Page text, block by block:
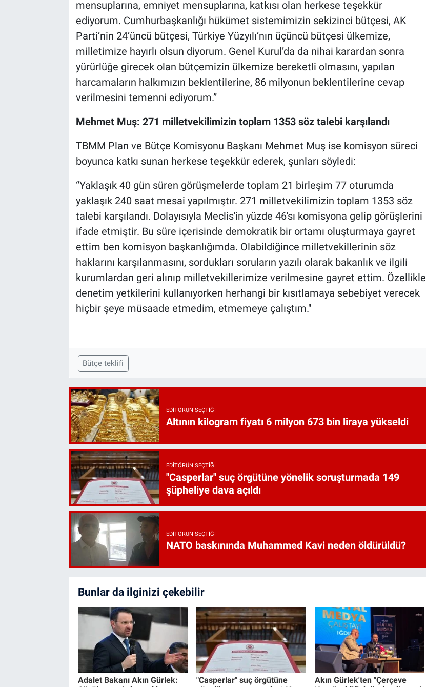
mensuplarına, emniyet mensuplarına, katkısı olan herkese teşekkür
ediyorum. Cumhurbaşkanlığı hükümet sistemimizin sekizinci bütçesi, AK
Parti’nin 24’üncü bütçesi, Türkiye Yüzyılı’nın üçüncü bütçesi ülkemize,
milletimize hayırlı olsun diyorum. Genel Kurul’da da nihai karardan sonra
yürürlüğe girecek olan bütçemizin ülkemize bereketli olmasını, yapılan
harcamaların halkımızın beklentilerine, 86 milyonun beklentilerine cevap
verilmesini temenni ediyorum.”
Mehmet Muş: 271 milletvekilimizin toplam 1353 söz talebi karşılandı
TBMM Plan ve Bütçe Komisyonu Başkanı Mehmet Muş ise komisyon süreci
boyunca katkı sunan herkese teşekkür ederek, şunları söyledi:
“Yaklaşık 40 gün süren görüşmelerde toplam 21 birleşim 77 oturumda
yaklaşık 240 saat mesai yapılmıştır. 271 milletvekilimizin toplam 1353 söz
talebi karşılandı. Dolayısıyla Meclis'in yüzde 46'sı komisyona gelip görüşlerini
ifade etmiştir. Bu süre içerisinde demokratik bir ortamı oluşturmaya gayret
ettim ben komisyon başkanlığımda. Olabildiğince milletvekillerinin söz
haklarını karşılanmasını, sordukları soruların yazılı olarak bakanlık ve ilgili
kurumlardan geri alınıp milletvekillerimize verilmesine gayret ettim. Özellikle
denetim yetkilerini kullanıyorken herhangi bir kısıtlamaya sebebiyet verecek
hiçbir şeye müsaade etmedim, etmemeye çalıştım."
Bütçe teklifi
EDITÖRÜN SEÇTIĞI
Altının kilogram fiyatı 6 milyon 673 bin liraya yükseldi
EDITÖRÜN SEÇTIĞI
"Casperlar" suç örgütüne yönelik soruşturmada 149
şüpheliye dava açıldı
EDITÖRÜN SEÇTIĞI
NATO baskınında Muhammed Kavi neden öldürüldü?
Bunlar da ilginizi çekebilir
Adalet Bakanı Akın Gürlek:
"Casperlar" suç örgütüne
Akın Gürlek'ten "Çerçeve